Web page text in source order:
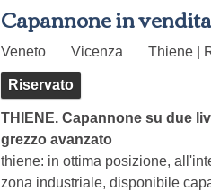
Capannone in
Veneto Vicenza Thiene |
Riservato
THIENE. Capannone su due
grezzo avanzato
thiene: in ottima posizione,
zona industriale, disponibile